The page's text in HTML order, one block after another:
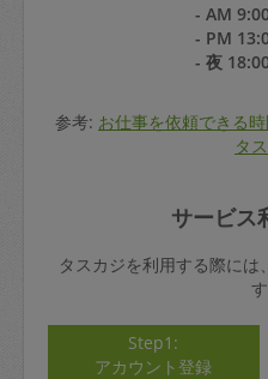
- AM
- PM
- 夜
参考: お仕事を依頼できる
タ
サービス
タスカジを利用する際に
す
Step1:
アカウント登録